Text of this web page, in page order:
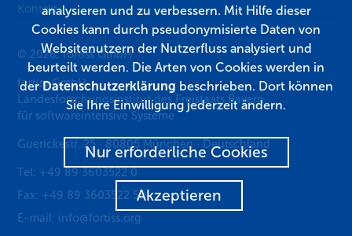
Kontakt
© 2026, fortiss GmbH
fortiss GmbH
Landesforschungsinstitut des Freistaats Bayern
für softwareintensive Systeme
Guerickestr. 25 · 80805 München · Deutschland
Tel: +49 89 3603522 0
Fax: +49 89 3603522 50
E-mail: info@fortiss.org
analysieren und zu verbessern. Mit Hilfe dieser
Cookies kann durch pseudonymisierte Daten von
Websitenutzern der Nutzerfluss analysiert und
beurteilt werden. Die Arten von Cookies werden in
derDatenschutzerklärung beschrieben. Dort können
Sie Ihre Einwilligung jederzeit ändern.
Nur erforderliche Cookies
Akzeptieren